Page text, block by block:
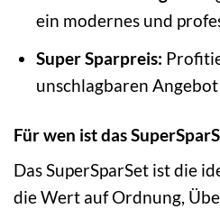
ein modernes und
Super Sparpreis:
unschlagbaren
Für wen ist das
Das SuperSparSet ist die
die Wert auf Ordnung,